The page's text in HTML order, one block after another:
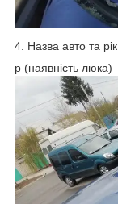
4. Назва авто та рік
p (наявність люка)